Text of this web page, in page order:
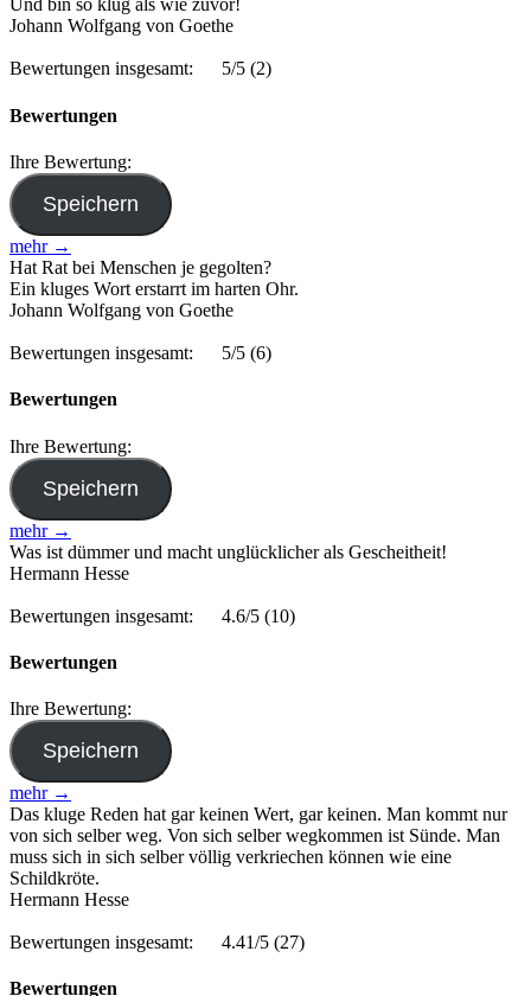
Und bin so klug als wie zuvor!
Johann Wolfgang von Goethe
Bewertungen insgesamt: 5/5 (2)
Bewertungen
Ihre Bewertung:
mehr →
Hat Rat bei Menschen je gegolten?
Ein kluges Wort erstarrt im harten Ohr.
Johann Wolfgang von Goethe
Bewertungen insgesamt: 5/5 (6)
Bewertungen
Ihre Bewertung:
mehr →
Was ist dümmer und macht unglücklicher als Gescheitheit!
Hermann Hesse
Bewertungen insgesamt: 4.6/5 (10)
Bewertungen
Ihre Bewertung:
mehr →
Das kluge Reden hat gar keinen Wert, gar keinen. Man kommt nur
von sich selber weg. Von sich selber wegkommen ist Sünde. Man
muss sich in sich selber völlig verkriechen können wie eine
Schildkröte.
Hermann Hesse
Bewertungen insgesamt: 4.41/5 (27)
Bewertungen